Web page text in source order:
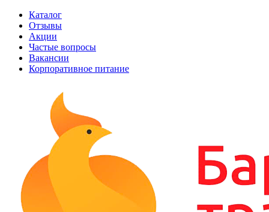
Каталог
Отзывы
Акции
Частые вопросы
Вакансии
Корпоративное питание